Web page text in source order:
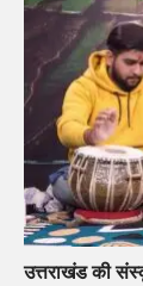
उत्तराखंड की